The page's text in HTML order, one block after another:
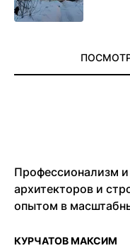
Профессионализм
архитекторов и
опытом в
КУРЧАТОВ МАКСИМ